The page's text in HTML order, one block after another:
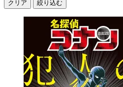
クリア 絞り込む